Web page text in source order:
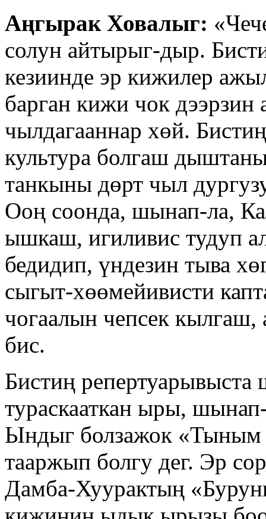
Аңгырак Ховалыг:
солун айтырыг-дыр.
кезиинде эр кижилер
барган кижи чок
чылдагааннар хөй.
культура болгаш
танкыны дөрт чыл
Ооң соонда, шынап-ла,
ышкаш, игиливис тудуп
бедидип, үндезин тыва
сыгыт-хөөмейивисти
чогаалын чепсек
бис.
Бистиң репертуарывыста
тураскааткан ыры,
Ындыг болзажок «Тыным
тааржып болгу дег. Эр
Дамба-Хуурактың